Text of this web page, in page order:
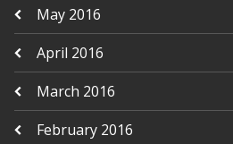
May 2016
April 2016
March 2016
February 2016